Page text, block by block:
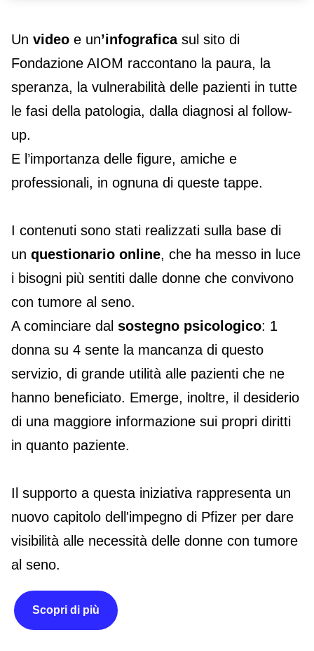
Un video e un’infograficasul sito di
Fondazione AIOM raccontano la paura, la
speranza, la vulnerabilità delle pazienti in tutte
le fasi della patologia, dalla diagnosi al follow-
up.
E l’importanza delle figure, amiche e
professionali, in ognuna di queste tappe.
I contenuti sono stati realizzati sulla base di
un questionario online, che ha messo in luce
i bisogni più sentiti dalle donne che convivono
con tumore al seno.
A cominciare dal sostegno psicologico: 1
donna su 4 sente la mancanza di questo
servizio, di grande utilità alle pazienti che ne
hanno beneficiato. Emerge, inoltre, il desiderio
di una maggiore informazione sui propri diritti
in quanto paziente.
Il supporto a questa iniziativa rappresenta un
nuovo capitolo dell'impegno di Pfizer per dare
visibilità alle necessità delle donne con tumore
al seno.
Scopri di più